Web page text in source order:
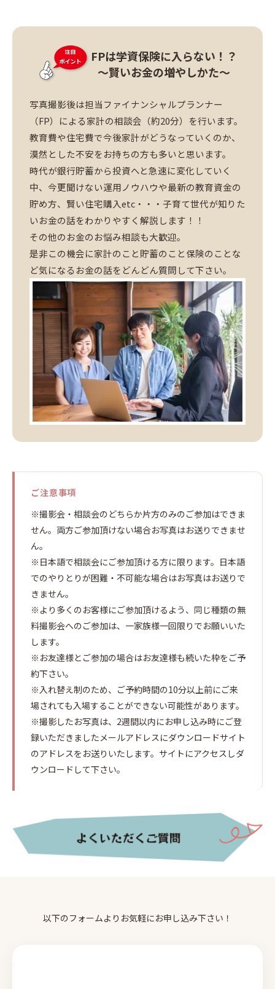
FPは学資保険に入らない！？
～賢いお金の増やしかた～
写真撮影後は担当ファイナンシャルプランナー
（FP）による家計の相談会（約20分）を行います。
教育費や住宅費で今後家計がどうなっていくのか、
漠然とした不安をお持ちの方も多いと思います。
時代が銀行貯蓄から投資へと急速に変化していく
中、今更聞けない運用ノウハウや最新の教育資金の
貯め方、賢い住宅購入etc・・・子育て世代が知りた
いお金の話をわかりやすく解説します！！
その他のお金のお悩み相談も大歓迎。
是非この機会に家計のこと貯蓄のこと保険のことな
ど気になるお金の話をどんどん質問して下さい。
ご注意事項
※撮影会・相談会のどちらか片方のみのご参加はできま
せん。両方ご参加頂けない場合お写真はお送りできませ
ん。
※日本語で相談会にご参加頂ける方に限ります。日本語
でのやりとりが困難・不可能な場合はお写真はお送りで
きません。
※より多くのお客様にご参加頂けるよう、同じ種類の無
料撮影会へのご参加は、一家族様一回限りでお願いいた
します。
※お友達様とご参加の場合はお友達様も続いた枠をご予
約下さい。
※入れ替え制のため、ご予約時間の10分以上前にご来
場されても入場することができない可能性があります。
※撮影したお写真は、2週間以内にお申し込み時にご登
録いただきましたメールアドレスにダウンロードサイト
のアドレスをお送りいたします。サイトにアクセスしダ
ウンロードして下さい。
以下のフォームよりお気軽にお申し込み下さい！